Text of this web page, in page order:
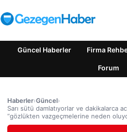
Güncel Haberler Firma
Forum
Haberler›Güncel›
Sarı sütü damlatıyorlar ve dakikalarca
“gözlükten vazgeçmelerine neden